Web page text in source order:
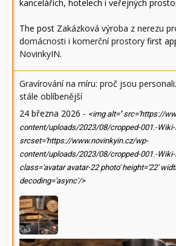
kancelářích, hotelech i veřejných
The post Zakázková výroba z nerezu
domácnosti i komerční prostory first
NovinkyIN.
Gravírování na míru: proč jsou
stále oblíbenější
24 března 2026 - <img alt='' src='https://
content/uploads/2023/08/cropped-001.-Wiki-
srcset='https://www.novinkyin.cz/wp-
content/uploads/2023/08/cropped-001.-Wiki-
class='avatar avatar-22 photo' height='22'
decoding='async'/>